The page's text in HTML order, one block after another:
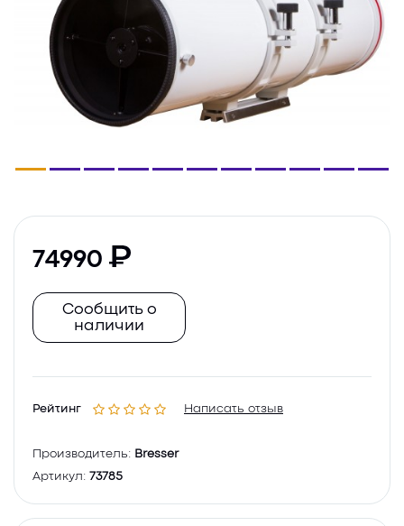
Рейтинг Написать отзыв
Производитель: Bresser
Артикул: 73785
74990
Сообщить о
наличии